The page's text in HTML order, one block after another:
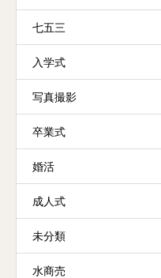
七五三
入学式
写真撮影
卒業式
婚活
成人式
未分類
水商売